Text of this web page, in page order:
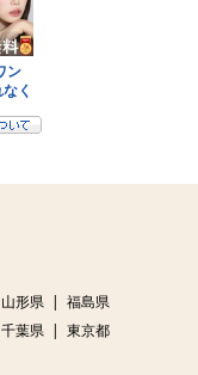
山形県
福島県
千葉県
東京都